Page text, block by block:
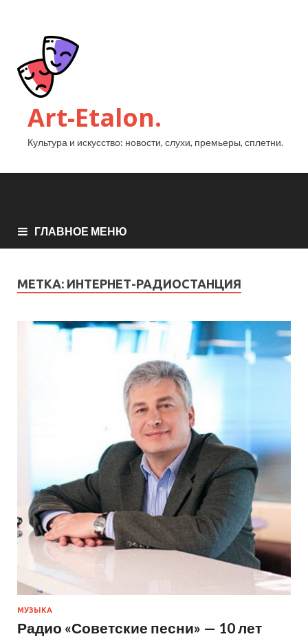
Art-Etalon.
Культура и искусство: новости, слухи, премьеры, сплетни.
ГЛАВНОЕ МЕНЮ
МЕТКА: ИНТЕРНЕТ-РАДИОСТАНЦИЯ
МУЗЫКА
Радио «Советские песни» — 10 лет